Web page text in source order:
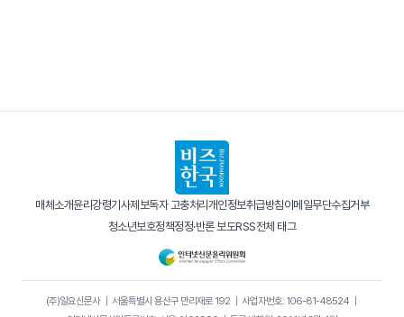
매체소개윤리강령기사제보독자 고충처리개인정보취급방침이메일무단수집거부
청소년보호정책정정·반론 보도RSS전체 태그
(주)일요신문사｜ 서울특별시 용산구 만리재로 192｜ 사업자번호: 106-81-48524｜